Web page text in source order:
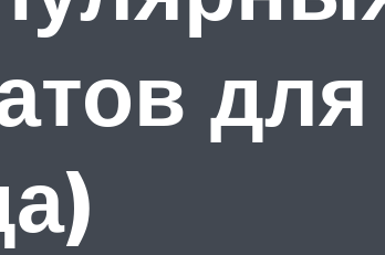
для